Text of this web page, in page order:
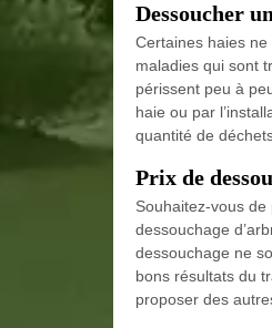
Dessoucher
Certaines haies
maladies qui sont
périssent peu à
haie ou par
quantité de
Prix de
Souhaitez-vous
dessouchage
dessouchage ne
bons résultats du
proposer des